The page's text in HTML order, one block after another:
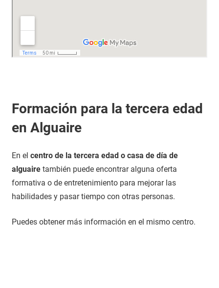
Formación para la tercera edad
en Alguaire
En el centro de la tercera edad o casa de día de
alguaire también puede encontrar alguna oferta
formativa o de entretenimiento para mejorar las
habilidades y pasar tiempo con otras personas.
Puedes obtener más información en el mismo centro.